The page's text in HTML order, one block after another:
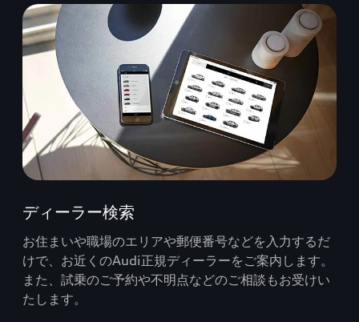
ディーラー検索
お住まいや職場のエリアや郵便番号などを入力するだ
けで、お近くのAudi正規ディーラーをご案内します。
また、試乗のご予約や不明点などのご相談もお受けい
たします。